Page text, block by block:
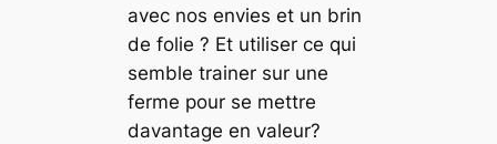
avec nos envies et un brin
de folie ? Et utiliser ce qui
semble trainer sur une
ferme pour se mettre
davantage en valeur?